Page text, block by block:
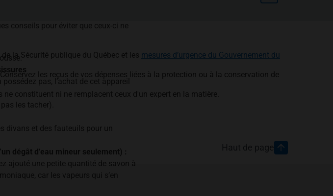
conseils pour éviter que ceux-ci ne
pas, l’achat de cet appareil
les tacher).
divans et des fauteuils pour un
dégât d’eau mineur seulement) :
ajouté une petite quantité de savon à
la Sécurité publique du Québec et les mesures d’urgence du Gouvernement du
les reçus de vos dépenses liées à la protection ou à la conservation de
constituent ni ne remplacent ceux d'un expert en la matière.
Haut de page